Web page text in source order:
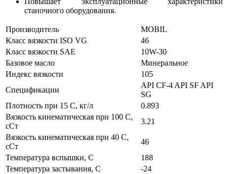
станочного оборудования.
Производитель
MOBIL
Класс вязкости ISO VG
46
Класс вязкости SAE
10W-30
Базовое масло
Минеральное
Индекс вязкости
105
Спецификации
API CF-4 API SF API
SG
Плотность при 15 С, кг/л
0.893
Вязкость кинематическая при 100 С,
сСт
3.21
Вязкость кинематическая при 40 С,
сСт
46
Температура вспышки, С
188
Температура застывания, С
-24